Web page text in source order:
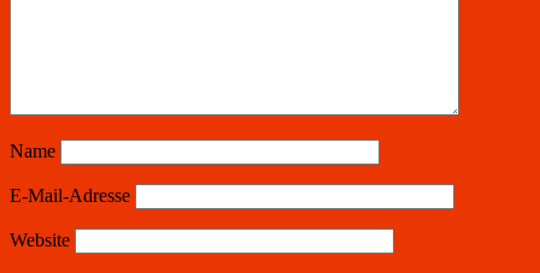
Name
E-Mail-Adresse
Website